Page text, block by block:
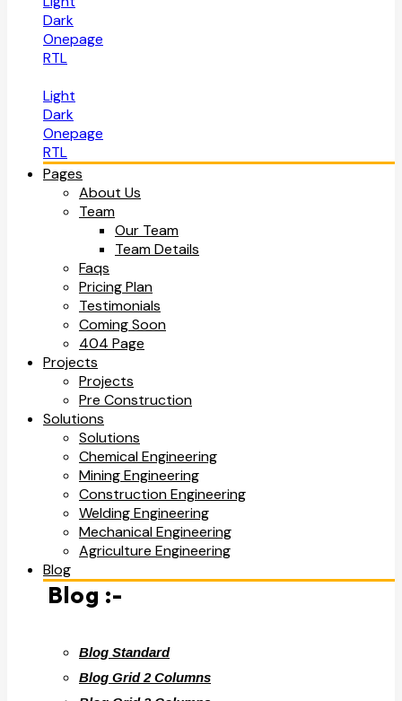
Dark
Onepage
RTL
Light
Dark
Onepage
RTL
Pages
About Us
Team
Our Team
Team Details
Faqs
Pricing Plan
Testimonials
Coming Soon
404 Page
Projects
Projects
Pre Construction
Solutions
Solutions
Chemical Engineering
Mining Engineering
Construction Engineering
Welding Engineering
Mechanical Engineering
Agriculture Engineering
Blog
Blog :-
Blog Standard
Blog Grid 2 Columns